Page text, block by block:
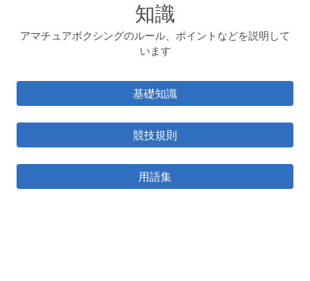
知識
アマチュアボクシングのルール、ポイントなどを説明して
います
基礎知識
競技規則
用語集